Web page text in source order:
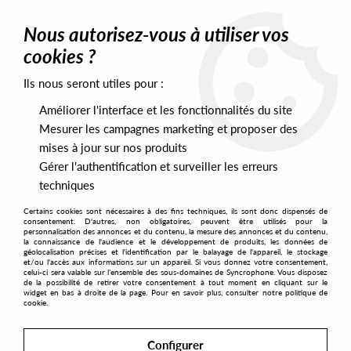
Home > Labels >Bosconi >Minimono - Theory Of Strings Part2
Nous autorisez-vous à utiliser vos
cookies ?
Ils nous seront utiles pour :
Améliorer l'interface et les fonctionnalités du site
Mesurer les campagnes marketing et proposer des
mises à jour sur nos produits
Gérer l'authentification et surveiller les erreurs
techniques
Certains cookies sont nécessaires à des fins techniques, ils sont donc dispensés de
consentement. D'autres, non obligatoires, peuvent être utilisés pour la
personnalisation des annonces et du contenu, la mesure des annonces et du contenu,
la connaissance de l'audience et le développement de produits, les données de
géolocalisation précises et l'identification par le balayage de l'appareil, le stockage
et/ou l'accès aux informations sur un appareil. Si vous donnez votre consentement,
celui-ci sera valable sur l’ensemble des sous-domaines de Syncrophone. Vous disposez
de la possibilité de retirer votre consentement à tout moment en cliquant sur le
widget en bas à droite de la page. Pour en savoir plus, consulter notre politique de
cookie.
Configurer